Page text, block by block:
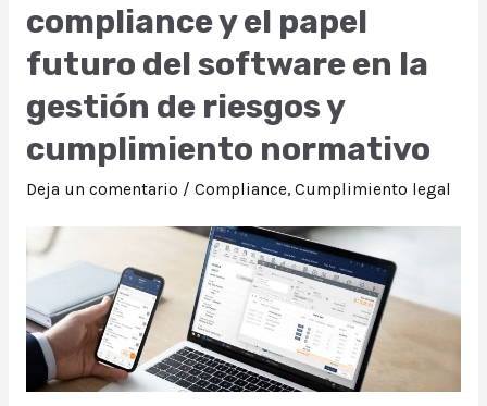
Cumplimiento
eficiente
compliance y el papel
futuro del software en la
gestión de riesgos y
cumplimiento normativo
Deja un comentario / Compliance, Cumplimiento legal